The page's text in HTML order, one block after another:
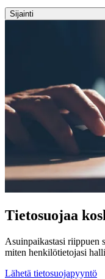
Sijainti
Tietosuojaa
Asuinpaikastasi riippuen
miten henkilötietojasi
Lähetä tietosuojapyyntö